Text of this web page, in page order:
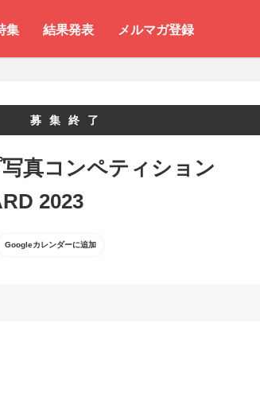
集 結果発表 メルマガ登録
募集終了
真コンペティション
2023
Googleカレンダーに追加